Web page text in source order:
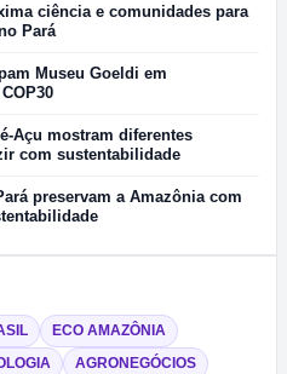
ciência e comunidades para
Pará
Museu Goeldi em
Açu mostram diferentes
com sustentabilidade
preservam a Amazônia com
ECO AMAZÔNIA
AGRONEGÓCIOS